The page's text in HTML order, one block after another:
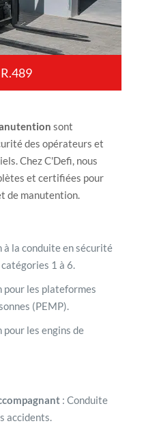
sont
des opérateurs et
Chez C'Defi, nous
et certifiées pour
de manutention.
à la conduite en sécurité
1 à 6.
pour les plateformes
(PEMP).
pour les engins de
: Conduite
accidents.